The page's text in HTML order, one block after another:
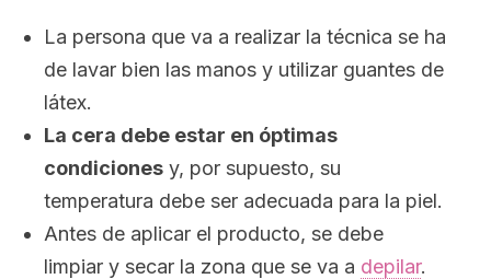
La persona que va a realizar la técnica se ha
de lavar bien las manos y utilizar guantes de
látex.
La cera debe estar en óptimas
condiciones y, por supuesto, su
temperatura debe ser adecuada para la piel.
Antes de aplicar el producto, se debe
limpiar y secar la zona que se va a depilar.